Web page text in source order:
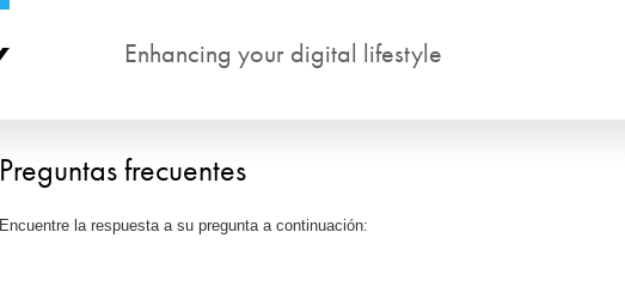
Enhancing your digital lifestyle
Preguntas frecuentes
Encuentre la respuesta a su pregunta a continuación: